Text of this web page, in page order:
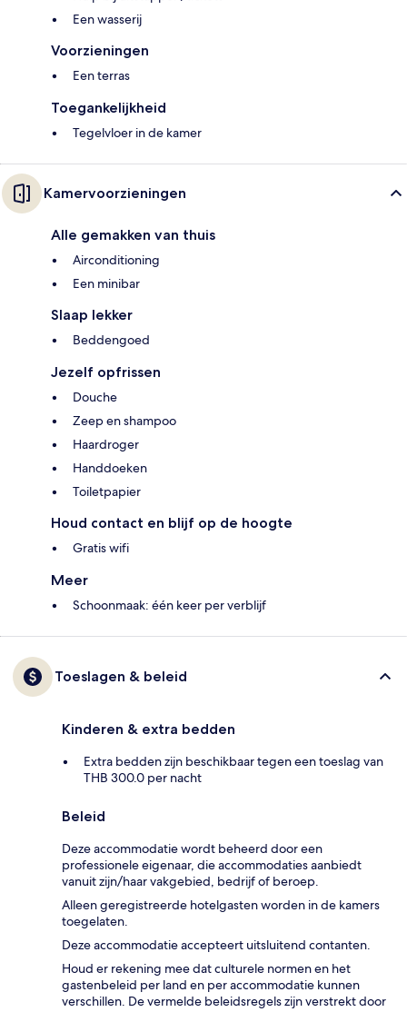
Een wasserij
Voorzieningen
Een terras
Toegankelijkheid
Tegelvloer in de kamer
Kamervoorzieningen
Alle gemakken van thuis
Airconditioning
Een minibar
Slaap lekker
Beddengoed
Jezelf opfrissen
Douche
Zeep en shampoo
Haardroger
Handdoeken
Toiletpapier
Houd contact en blijf op de hoogte
Gratis wifi
Meer
Schoonmaak: één keer per verblijf
Toeslagen & beleid
Kinderen & extra bedden
Extra bedden zijn beschikbaar tegen een toeslag van
THB 300.0 per nacht
Beleid
Deze accommodatie wordt beheerd door een
professionele eigenaar, die accommodaties aanbiedt
vanuit zijn/haar vakgebied, bedrijf of beroep.
Alleen geregistreerde hotelgasten worden in de kamers
toegelaten.
Deze accommodatie accepteert uitsluitend contanten.
Houd er rekening mee dat culturele normen en het
gastenbeleid per land en per accommodatie kunnen
verschillen. De vermelde beleidsregels zijn verstrekt door